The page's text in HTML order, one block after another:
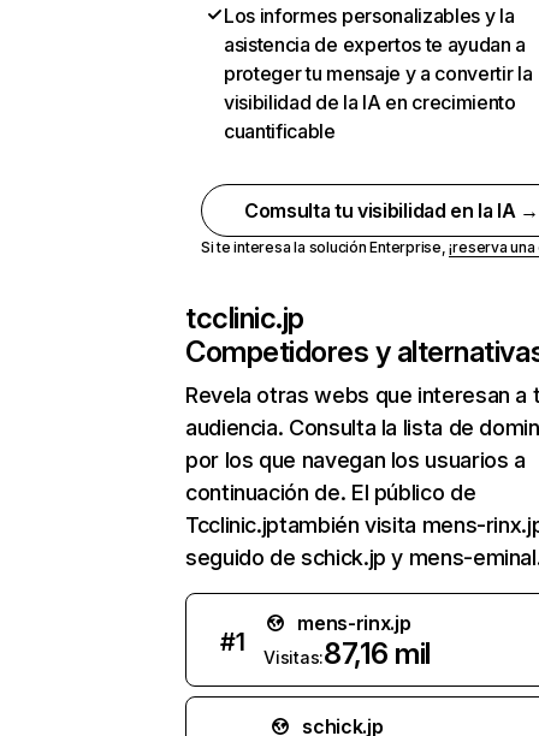
Los informes personalizables y la
asistencia de expertos te ayudan a
proteger tu mensaje y a convertir la
visibilidad de la IA en crecimiento
cuantificable
Comsulta tu visibilidad en la IA →
Si te interesa la solución Enterprise,¡reserva
tcclinic.jp
Competidores y
Revela otras webs que interesan a
audiencia. Consulta la lista de
por los que navegan los usuarios a
continuación de. El público de
Tcclinic.jptambién visita mens-
seguido de schick.jp y mens-
#1
mens-rinx.jp
Visitas:87,16 mil
schick.jp